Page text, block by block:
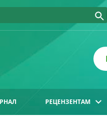
РЕЦЕНЗЕНТАМ